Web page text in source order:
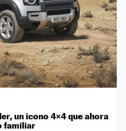
un icono 4×4 que ahora
familiar